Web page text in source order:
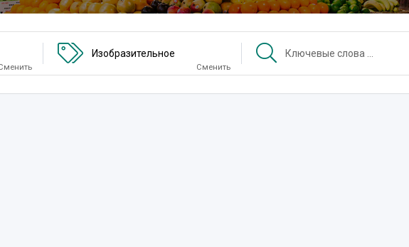
Изобразительное
Сменить